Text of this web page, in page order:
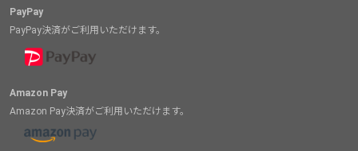
PayPay
PayPay決済がご利用いただけます。
Amazon Pay
Amazon Pay決済がご利用いただけます。